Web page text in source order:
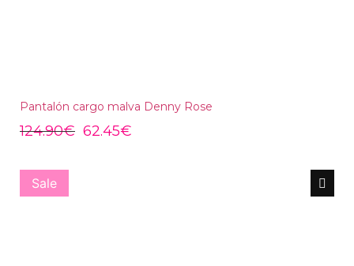
Pantalón cargo malva Denny Rose
124.90€ 62.45€
Sale